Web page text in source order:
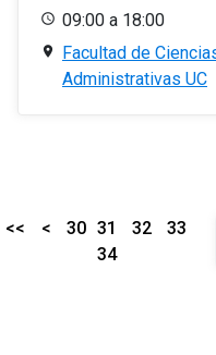
09:00 a 18:00
Facultad de
Administrativas UC
<< < 30 31 32
33
34